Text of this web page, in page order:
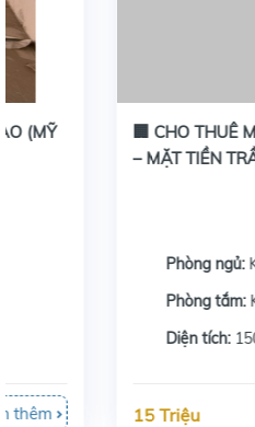
🏢 CHO THUÊ MẶT BẰNG
– MẶT TIỀN TRẦN HƯNG
Không xác
Không xác
150m2 - 500m2
15 Triệu